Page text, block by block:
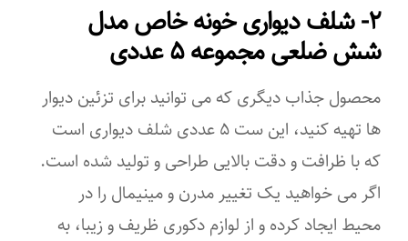
شکل محصول
مستطیل
سازگار با محیط
پذیرایی
اتاق خواب
۲- شلف دیواری خونه خاص مدل
شش ضلعی مجموعه ۵ عددی
محصول جذاب دیگری که می توانید برای تزئین دیوار
ها تهیه کنید، این ست ۵ عددی شلف دیواری است
که با ظرافت و دقت بالایی طراحی و تولید شده است.
اگر می خواهید یک تغییر مدرن و مینیمال را در
محیط ایجاد کرده و از لوازم دکوری ظریف و زیبا، به